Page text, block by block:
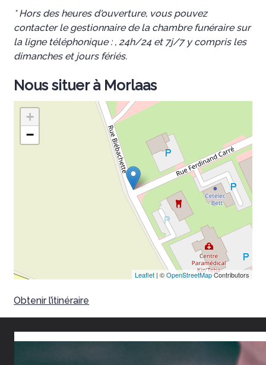
* Hors des heures d'ouverture, vous pouvez
contacter le gestionnaire de la chambre funéraire sur
la ligne téléphonique : , 24h/24 et 7j/7 y compris les
dimanches et jours fériés.
Nous situer à Morlaas
+
−
Leaflet| ©OpenStreetMapContributors
Obtenir l’itinéraire